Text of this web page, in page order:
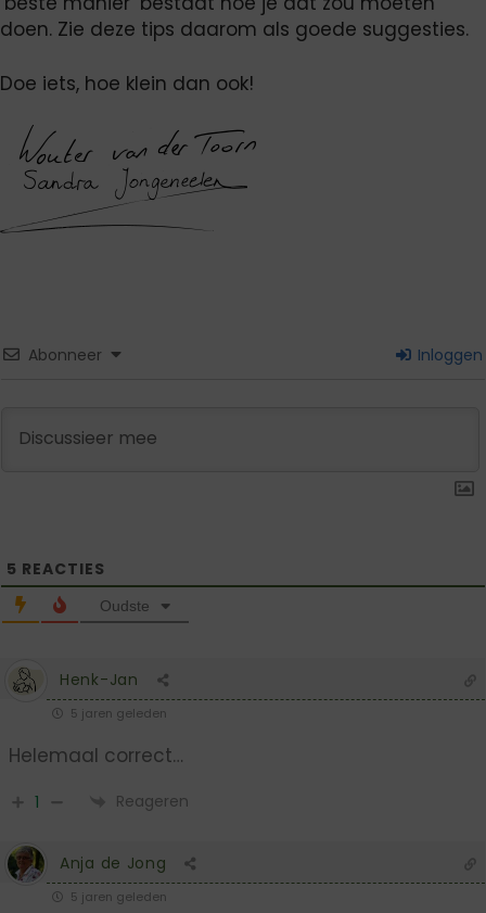
doen. Zie deze tips daarom als goede suggesties.
Doe iets, hoe klein dan ook!
Abonneer Inloggen
5 REACTIES
Oudste
Henk-Jan
5 jaren geleden
Helemaal correct…
1 Reageren
Anja de Jong
5 jaren geleden